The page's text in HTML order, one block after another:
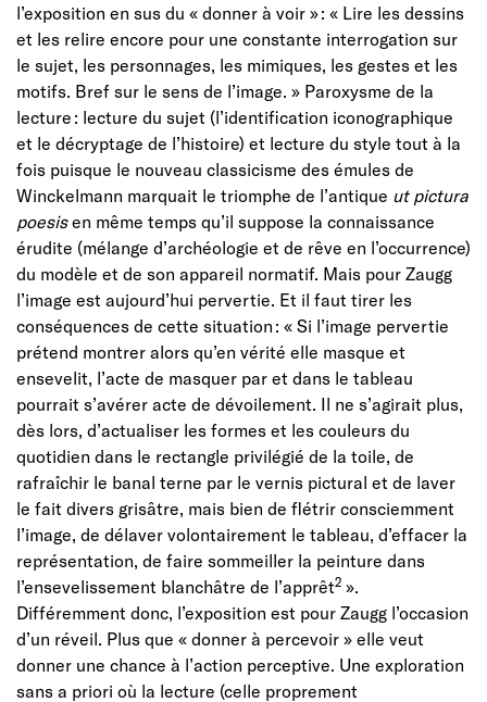
l’exposition en sus du « donner à voir » : « Lire les dessins
et les relire encore pour une constante interrogation sur
le sujet, les personnages, les mimiques, les gestes et les
motifs. Bref sur le sens de l’image. » Paroxysme de la
lecture : lecture du sujet (l’identification iconographique
et le décryptage de l’histoire) et lecture du style tout à la
fois puisque le nouveau classicisme des émules de
Winckelmann marquait le triomphe de l’antique ut pictura
poesisen même temps qu’il suppose la connaissance
érudite (mélange d’archéologie et de rêve en l’occurrence)
du modèle et de son appareil normatif. Mais pour Zaugg
l’image est aujourd’hui pervertie. Et il faut tirer les
conséquences de cette situation : « Si l’image pervertie
prétend montrer alors qu’en vérité elle masque et
ensevelit, l’acte de masquer par et dans le tableau
pourrait s’avérer acte de dévoilement. Il ne s’agirait plus,
dès lors, d’actualiser les formes et les couleurs du
quotidien dans le rectangle privilégié de la toile, de
rafraîchir le banal terne par le vernis pictural et de laver
le fait divers grisâtre, mais bien de flétrir consciemment
l’image, de délaver volontairement le tableau, d’effacer la
représentation, de faire sommeiller la peinture dans
l’ensevelissement blanchâtre de l’apprêt2 ».
Différemment donc, l’exposition est pour Zaugg l’occasion
d’un réveil. Plus que « donner à percevoir » elle veut
donner une chance à l’action perceptive. Une exploration
sans a priori où la lecture (celle proprement